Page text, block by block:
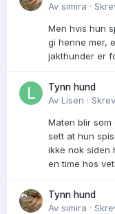
Av simira ·
Men hvis hun
gi henne mer,
jakthunder er
Tynn hund
Av Lisen ·
Maten blir
sett at hun
ikke nok siden
en time hos
Tynn hund
Av simira ·